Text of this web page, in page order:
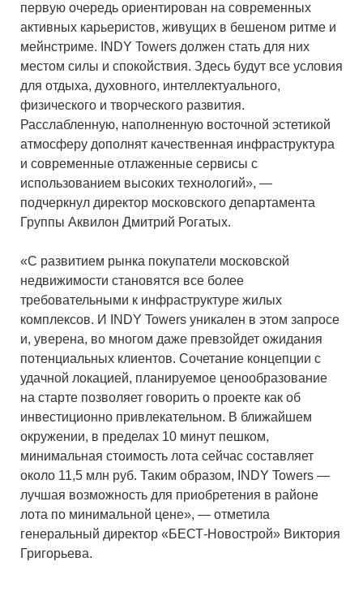
первую очередь ориентирован на современных
активных карьеристов, живущих в бешеном ритме и
мейнстриме. INDY Towers должен стать для них
местом силы и спокойствия. Здесь будут все условия
для отдыха, духовного, интеллектуального,
физического и творческого развития.
Расслабленную, наполненную восточной эстетикой
атмосферу дополнят качественная инфраструктура
и современные отлаженные сервисы с
использованием высоких технологий», —
подчеркнул директор московского департамента
Группы Аквилон Дмитрий Рогатых.
«С развитием рынка покупатели московской
недвижимости становятся все более
требовательными к инфраструктуре жилых
комплексов. И INDY Towers уникален в этом запросе
и, уверена, во многом даже превзойдет ожидания
потенциальных клиентов. Сочетание концепции с
удачной локацией, планируемое ценообразование
на старте позволяет говорить о проекте как об
инвестиционно привлекательном. В ближайшем
окружении, в пределах 10 минут пешком,
минимальная стоимость лота сейчас составляет
около 11,5 млн руб. Таким образом, INDY Towers —
лучшая возможность для приобретения в районе
лота по минимальной цене», — отметила
генеральный директор «БЕСТ-Новострой» Виктория
Григорьева.